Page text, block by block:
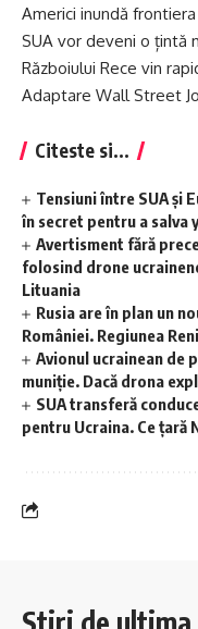
Americi inundă
SUA vor deveni o țintă
Războiului Rece vin
Adaptare Wall Street
Citeste si...
Tensiuni între SUA și
în secret pentru a salva
Avertisment fără
folosind drone
Lituania
Rusia are în plan un
României. Regiunea
Avionul ucrainean de
muniție. Dacă drona
SUA transferă
pentru Ucraina. Ce țară